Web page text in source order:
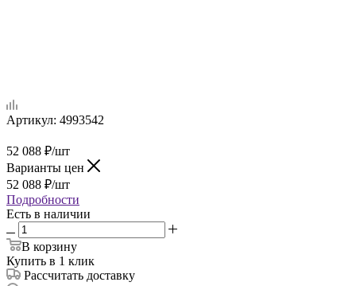
Артикул: 4993542
52 088 ₽/шт
Варианты цен
52 088 ₽/шт
Подробности
Есть в наличии
В корзину
Купить в 1 клик
Рассчитать доставку